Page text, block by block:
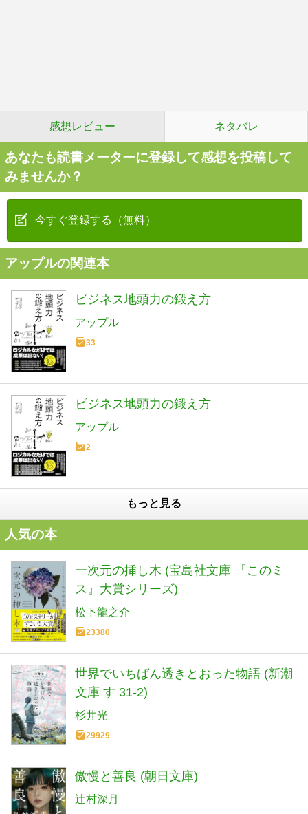
感想レビュー ネタバレ
あなたも読書メーターに登録して感想を投稿して
みませんか？
今すぐ登録する（無料）
アップルの関連本
ビジネス地頭力の鍛え方
アップル
33
ビジネス地頭力の鍛え方
アップル
2
もっと見る
人気の本
一次元の挿し木 (宝島社文庫 『このミ
ス』大賞シリーズ)
松下龍之介
23380
世界でいちばん透きとおった物語 (新潮
文庫 す 31-2)
杉井光
29929
傲慢と善良 (朝日文庫)
辻村深月